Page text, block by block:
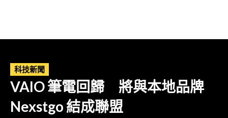
科技新聞
VAIO 筆電回歸 將與本地品牌
Nexstgo 結成聯盟